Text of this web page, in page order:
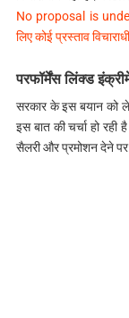
No proposal is
लिए कोई प्रस्ताव
परफॉर्मेंस लिंक्‍ड
सरकार के इस बयान को
इस बात की चर्चा हो
सैलरी और प्रमोशन देने पर